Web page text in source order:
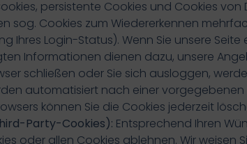
persistente Cookies und Cookies von
sog. Cookies zum Wiedererkennen
Ihres Login-Status). Wenn Sie unsere
Informationen dienen dazu, unsere
schließen oder Sie sich ausloggen,
automatisiert nach einer
können Sie die Cookies jederzeit
Party-Cookies): Entsprechend Ihren
oder allen Cookies ablehnen. Wir